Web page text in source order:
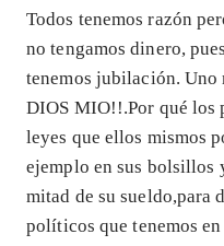
Todos tenemos razón
no tengamos dinero,
tenemos jubilación. Uno
DIOS MIO!!.Por qué los
leyes que ellos mismos
ejemplo en sus bolsillos
mitad de su sueldo,para
políticos que tenemos